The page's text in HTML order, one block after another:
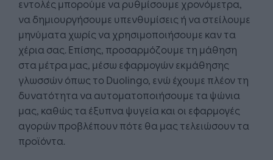
εντολές μπορούμε να ρυθμίσουμε χρονόμετρα,
να δημιουργήσουμε υπενθυμίσεις ή να στείλουμε
μηνύματα χωρίς να χρησιμοποιήσουμε καν τα
χέρια σας. Επίσης, προσαρμόζουμε τη μάθηση
στα μέτρα μας, μέσω εφαρμογών εκμάθησης
γλωσσών όπως το Duolingo, ενώ έχουμε πλέον τη
δυνατότητα να αυτοματοποιήσουμε τα ψώνια
μας, καθώς τα έξυπνα ψυγεία και οι εφαρμογές
αγορών προβλέπουν πότε θα μας τελειώσουν τα
προϊόντα.